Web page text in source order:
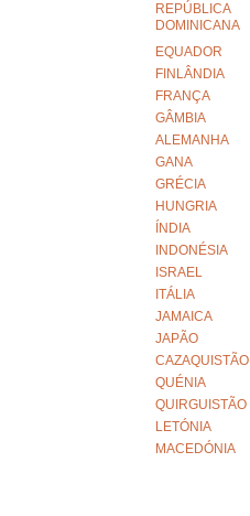
REPÚBLICA
DOMINICANA
EQUADOR
FINLÂNDIA
FRANÇA
GÂMBIA
ALEMANHA
GANA
GRÉCIA
HUNGRIA
ÍNDIA
INDONÉSIA
ISRAEL
ITÁLIA
JAMAICA
JAPÃO
CAZAQUISTÃO
QUÉNIA
QUIRGUISTÃO
LETÓNIA
MACEDÓNIA